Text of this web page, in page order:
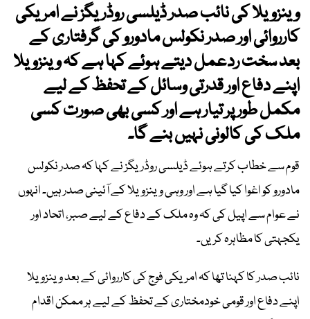
وینزویلا کی نائب صدر ڈیلسی روڈریگز نے امریکی
کارروائی اور صدر نکولس مادورو کی گرفتاری کے
بعد سخت ردعمل دیتے ہوئے کہا ہے کہ وینزویلا
اپنے دفاع اور قدرتی وسائل کے تحفظ کے لیے
مکمل طور پر تیار ہے اور کسی بھی صورت کسی
ملک کی کالونی نہیں بنے گا۔
قوم سے خطاب کرتے ہوئے ڈیلسی روڈریگز نے کہا کہ صدر نکولس
مادورو کو اغوا کیا گیا ہے اور وہی وینزویلا کے آئینی صدر ہیں۔ انہوں
نے عوام سے اپیل کی کہ وہ ملک کے دفاع کے لیے صبر، اتحاد اور
یکجہتی کا مظاہرہ کریں۔
نائب صدر کا کہنا تھا کہ امریکی فوج کی کارروائی کے بعد وینزویلا
اپنے دفاع اور قومی خودمختاری کے تحفظ کے لیے ہر ممکن اقدام